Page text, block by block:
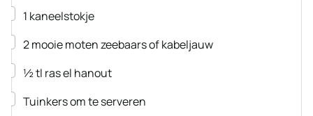
▢
1 kaneelstokje
▢
2mooie moten zeebaarsof kabeljauw
▢
½tl ras el hanout
▢
Tuinkersom te serveren